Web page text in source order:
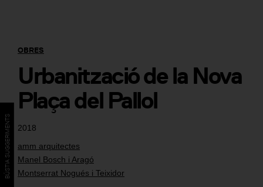
2018
amm arquitectes
Manel Bosch i Aragó
Montserrat Nogués i Teixidor
OBRES
Urbanització de la Nova
Plaça del Pallol
BÚSTIA SUGGERIMENTS